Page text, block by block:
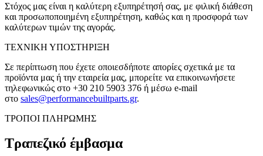
Στόχος μας είναι η καλύτερη εξυπηρέτησή σας, με φιλική διάθεση
και προσωποποιημένη εξυπηρέτηση, καθώς και η προσφορά των
καλύτερων τιμών της αγοράς.
ΤΕΧΝΙΚΗ ΥΠΟΣΤΗΡΙΞΗ
Σε περίπτωση που έχετε οποιεσδήποτε απορίες σχετικά με τα
προϊόντα μας ή την εταιρεία μας, μπορείτε να επικοινωνήσετε
τηλεφωνικώς στο +30 210 5903 376 ή μέσω e-mail
στο sales@performancebuiltparts.gr.
ΤΡΟΠΟΙ ΠΛΗΡΩΜΗΣ
Τραπεζικό έμβασμα